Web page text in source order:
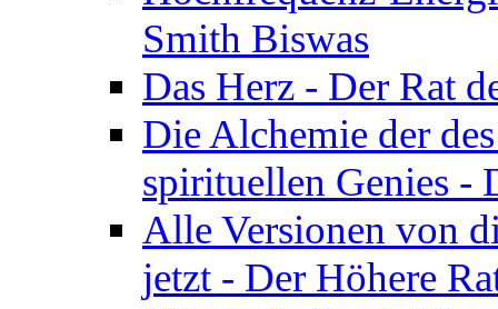
Smith Biswas
Das Herz - Der Rat
Die Alchemie der
spirituellen Genies -
Alle Versionen von
jetzt - Der Höhere